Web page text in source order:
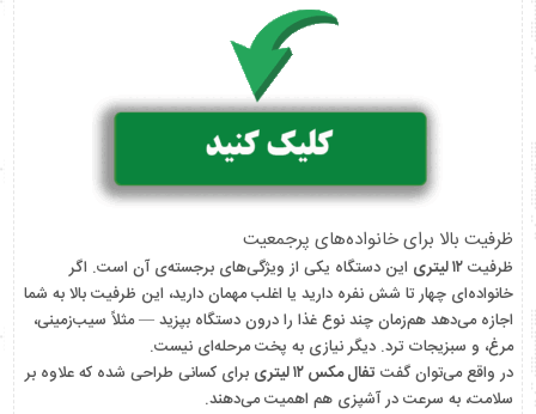
ظرفیت بالا برای خانواده‌های پرجمعیت
ظرفیت۱۲ لیتری
این دستگاه یکی از ویژگی‌های برجسته‌ی آن است. اگر
خانواده‌ای چهار تا شش نفره دارید یا اغلب مهمان دارید، این ظرفیت بالا به شما
اجازه می‌دهد هم‌زمان چند نوع غذا را درون دستگاه بپزید — مثلاً سیب‌زمینی،
مرغ، و سبزیجات ترد. دیگر نیازی به پخت مرحله‌ای نیست.
در واقع می‌توان گفت تفال مکس ۱۲ لیتری
برای کسانی طراحی شده که علاوه بر
سلامت، به سرعت در آشپزی هم اهمیت می‌دهند.